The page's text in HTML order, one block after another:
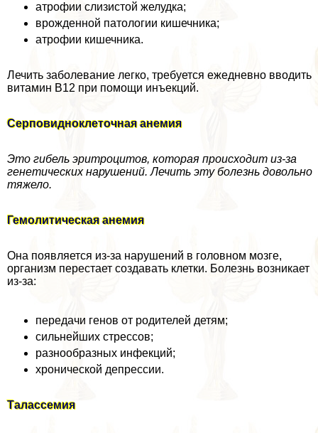
атрофии слизистой желудка;
врожденной патологии кишечника;
атрофии кишечника.
Лечить заболевание легко, требуется ежедневно вводить
витамин В12 при помощи инъекций.
Серповидноклеточная анемия
Это гибель эритроцитов, которая происходит из-за
генетических нарушений. Лечить эту болезнь довольно
тяжело.
Гемолитическая анемия
Она появляется из-за нарушений в головном мозге,
организм перестает создавать клетки. Болезнь возникает
из-за:
передачи генов от родителей детям;
сильнейших стрессов;
разнообразных инфекций;
хронической депрессии.
Талассемия